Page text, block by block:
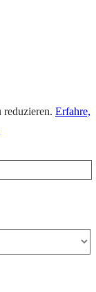
reduzieren. Erfahre,